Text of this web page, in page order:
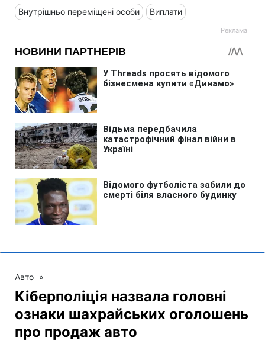
Внутрішньо переміщені особи Виплати
Авто »
Кіберполіція назвала головні
ознаки шахрайських оголошень
про продаж авто